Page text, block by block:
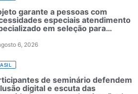
garante a pessoas com
especiais atendimento
em seleção para
6, 2026
de seminário defendem
digital e escuta das